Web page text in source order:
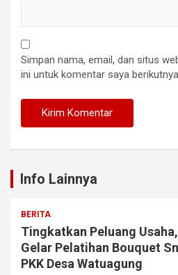
Simpan nama, email, dan situs
ini untuk komentar saya
Info Lainnya
BERITA
Tingkatkan Peluang
Gelar Pelatihan Bouquet
PKK Desa Watuagung